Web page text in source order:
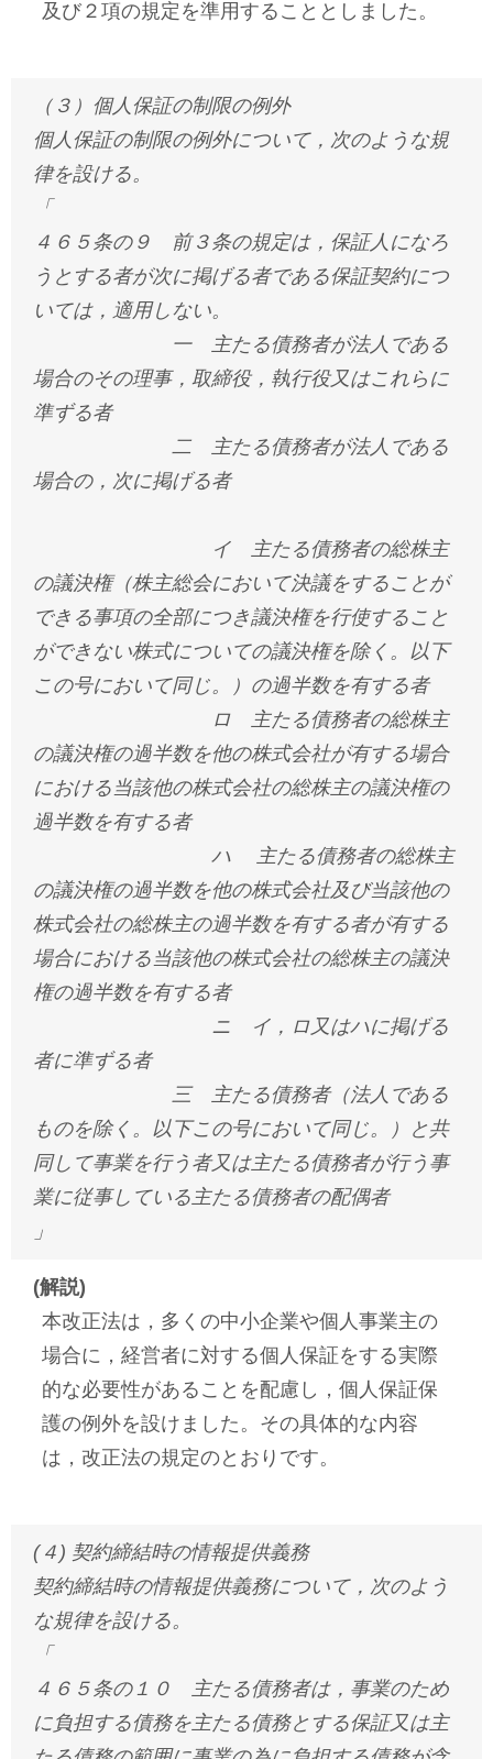
及び２項の規定を準用することとしました。
（３）個人保証の制限の例外
個人保証の制限の例外について，次のような規
律を設ける。
「
４６５条の９ 前３条の規定は，保証人になろ
うとする者が次に掲げる者である保証契約につ
いては，適用しない。
一 主たる債務者が法人である
場合のその理事，取締役，執行役又はこれらに
準ずる者
二 主たる債務者が法人である
場合の，次に掲げる者
イ 主たる債務者の総株主
の議決権（株主総会において決議をすることが
できる事項の全部につき議決権を行使すること
ができない株式についての議決権を除く。以下
この号において同じ。）の過半数を有する者
ロ 主たる債務者の総株主
の議決権の過半数を他の株式会社が有する場合
における当該他の株式会社の総株主の議決権の
過半数を有する者
ハ 主たる債務者の総株主
の議決権の過半数を他の株式会社及び当該他の
株式会社の総株主の過半数を有する者が有する
場合における当該他の株式会社の総株主の議決
権の過半数を有する者
ニ イ，ロ又はハに掲げる
者に準ずる者
三 主たる債務者（法人である
ものを除く。以下この号において同じ。）と共
同して事業を行う者又は主たる債務者が行う事
業に従事している主たる債務者の配偶者
」
(解説)
本改正法は，多くの中小企業や個人事業主の
場合に，経営者に対する個人保証をする実際
的な必要性があることを配慮し，個人保証保
護の例外を設けました。その具体的な内容
は，改正法の規定のとおりです。
(４) 契約締結時の情報提供義務
契約締結時の情報提供義務について，次のよう
な規律を設ける。
「
４６５条の１０ 主たる債務者は，事業のため
に負担する債務を主たる債務とする保証又は主